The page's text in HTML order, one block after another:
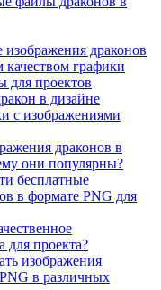
изображения драконов
графики
для проектов
в дизайне
с изображениями
драконов в
они популярны?
бесплатные
в формате PNG для
для проекта?
изображения
в различных